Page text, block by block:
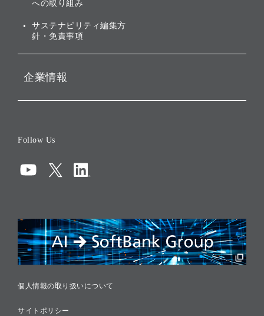
への取り組み
サステナビリティ編集方
針・免責事項
企業情報
コンプライアンス
リスクマネジメント
税務に対する取り組み
採用情報
Follow Us
個人情報の取り扱いについて
サイトポリシー